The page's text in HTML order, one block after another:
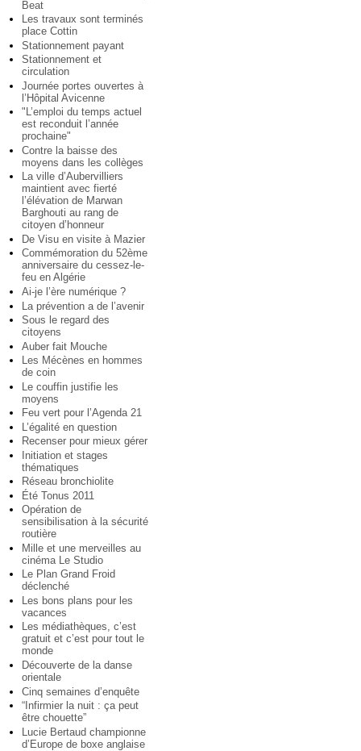
Beat
Les travaux sont terminés
place Cottin
Stationnement payant
Stationnement et
circulation
Journée portes ouvertes à
l’Hôpital Avicenne
"L’emploi du temps actuel
est reconduit l’année
prochaine"
Contre la baisse des
moyens dans les collèges
La ville d’Aubervilliers
maintient avec fierté
l’élévation de Marwan
Barghouti au rang de
citoyen d’honneur
De Visu en visite à Mazier
Commémoration du 52ème
anniversaire du cessez-le-
feu en Algérie
Ai-je l’ère numérique ?
La prévention a de l’avenir
Sous le regard des
citoyens
Auber fait Mouche
Les Mécènes en hommes
de coin
Le couffin justifie les
moyens
Feu vert pour l’Agenda 21
L’égalité en question
Recenser pour mieux gérer
Initiation et stages
thématiques
Réseau bronchiolite
Été Tonus 2011
Opération de
sensibilisation à la sécurité
routière
Mille et une merveilles au
cinéma Le Studio
Le Plan Grand Froid
déclenché
Les bons plans pour les
vacances
Les médiathèques, c’est
gratuit et c’est pour tout le
monde
Découverte de la danse
orientale
Cinq semaines d’enquête
“Infirmier la nuit : ça peut
être chouette”
Lucie Bertaud championne
d’Europe de boxe anglaise